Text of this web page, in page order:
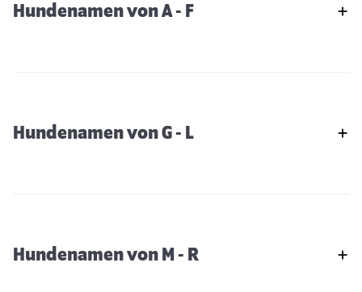
Hundenamen von A - F
Hundenamen von G - L
Hundenamen von M - R